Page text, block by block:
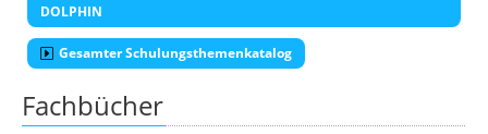
DOLPHIN
Gesamter Schulungsthemenkatalog
Fachbücher